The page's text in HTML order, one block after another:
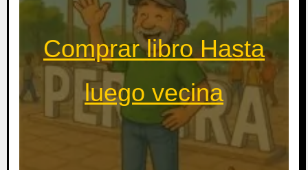
Comprar libro Hasta
luego vecina